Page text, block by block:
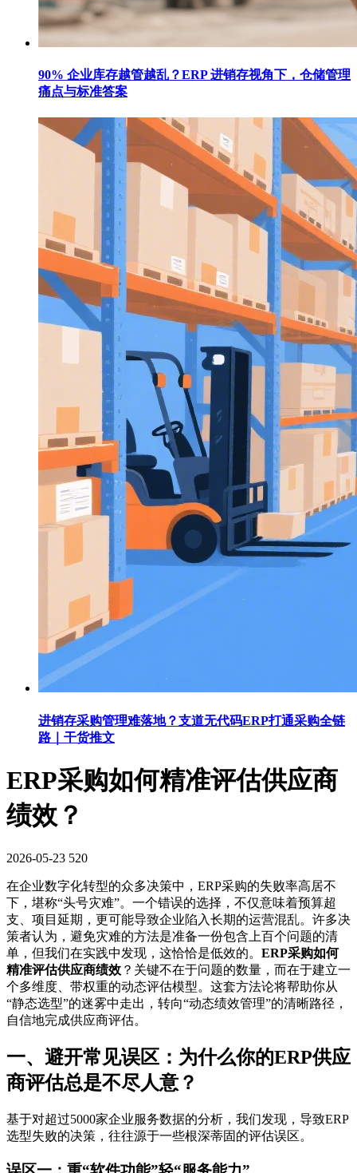
90% 企业库存越管越乱？ERP 进销存视角下，仓储管理
痛点与标准答案
进销存采购管理难落地？支道无代码ERP打通采购全链
路｜干货推文
ERP采购如何精准评估供应商
绩效？
2026-05-23 520
在企业数字化转型的众多决策中，ERP采购的失败率高居不
下，堪称“头号灾难”。一个错误的选择，不仅意味着预算超
支、项目延期，更可能导致企业陷入长期的运营混乱。许多决
策者认为，避免灾难的方法是准备一份包含上百个问题的清
单，但我们在实践中发现，这恰恰是低效的。 ERP采购如何
精准评估供应商绩效 ？关键不在于问题的数量，而在于建立一
个多维度、带权重的动态评估模型。这套方法论将帮助你从
“静态选型”的迷雾中走出，转向“动态绩效管理”的清晰路径，
自信地完成供应商评估。
一、避开常见误区：为什么你的ERP供应
商评估总是不尽人意？
基于对超过5000家企业服务数据的分析，我们发现，导致ERP
选型失败的决策，往往源于一些根深蒂固的评估误区。